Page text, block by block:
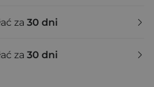
za 30 dni
za 30 dni